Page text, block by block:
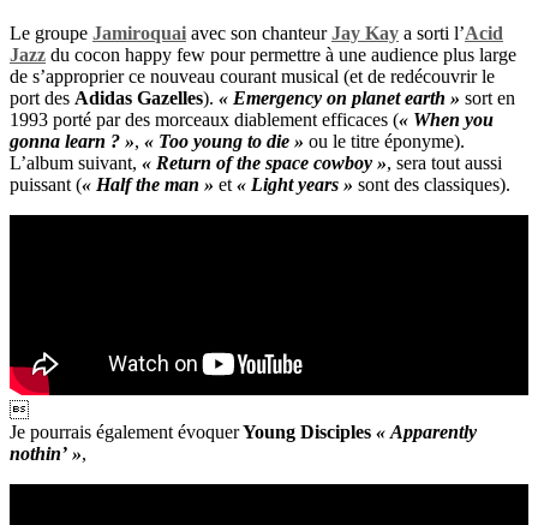
Le groupe Jamiroquai avec son chanteurJay Kay a sorti l’Acid
Jazz du cocon happy few pour permettre à une audience plus large
de s’approprier ce nouveau courant musical (et de redécouvrir le
port des Adidas Gazelles). « Emergency on planet earth » sort en
1993 porté par des morceaux diablement efficaces (« When you
gonna learn ? », « Too young to die » ou le titre éponyme).
L’album suivant, « Return of the space cowboy », sera tout aussi
puissant (« Half the man » et « Light years » sont des classiques).

Je pourrais également évoquerYoung Disciples « Apparently
nothin’ »,